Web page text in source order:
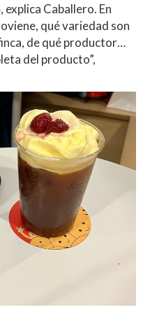
Caballero. En
qué variedad son
de qué productor…
del producto”,